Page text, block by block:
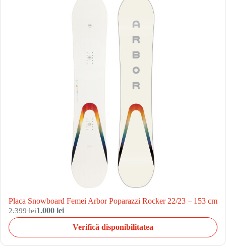
Placa Snowboard Femei Arbor Poparazzi Rocker 22/23 – 153 cm
2.399 lei1.000 lei
Verifică disponibilitatea